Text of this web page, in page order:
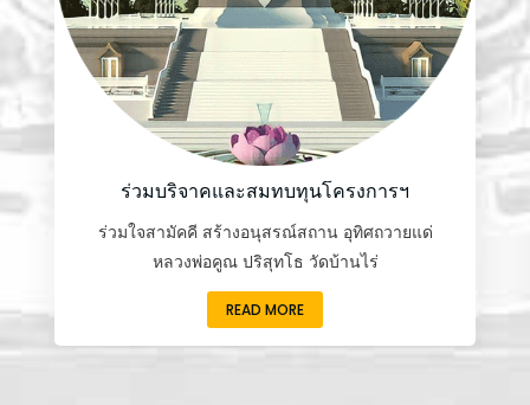
ร่วมบริจาคและสมทบทุนโครงการฯ
ร่วมใจสามัคคี สร้างอนุสรณ์สถาน อุทิศถวายแด่
หลวงพ่อคูณ ปริสุทโธ วัดบ้านไร่
READ MORE